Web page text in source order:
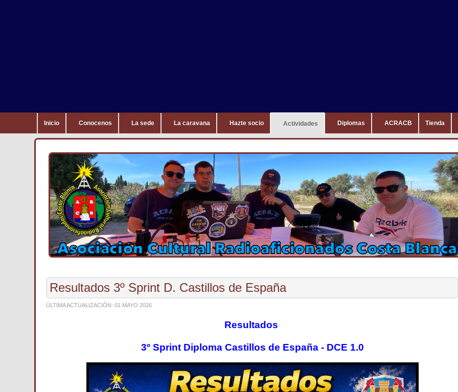
Inicio Conocenos La sede La caravana Hazte socio Actividades Diplomas ACRACB Tienda
Resultados 3º Sprint D. Castillos de España
ÚLTIMA ACTUALIZACIÓN: 01 MAYO 2026
Resultados
3º Sprint Diploma Castillos de España - DCE 1.0